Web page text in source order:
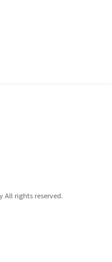
rights reserved.